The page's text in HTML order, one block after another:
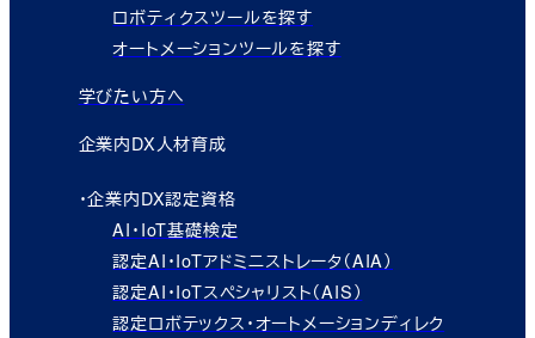
ロボティクスツールを探す
オートメーションツールを探す
学びたい方へ
企業内DX人材育成
・企業内DX認定資格
AI・IoT基礎検定
認定AI・IoTアドミニストレータ（AIA）
認定AI・IoTスペシャリスト（AIS）
認定ロボテックス・オートメーションディレク